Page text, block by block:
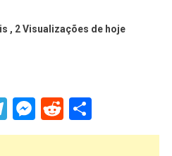
, 2 Visualizações de hoje
Telegram
Messenger
Reddit
Share